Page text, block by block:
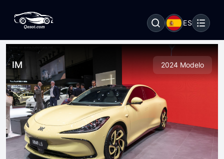
ES
IM 2024 Modelo